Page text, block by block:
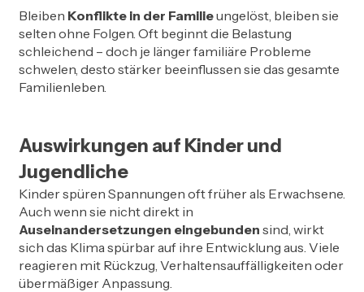
Bleiben Konflikte in der Familieungelöst, bleiben sie
selten ohne Folgen. Oft beginnt die Belastung
schleichend – doch je länger familiäre Probleme
schwelen, desto stärker beeinflussen sie das gesamte
Familienleben.
Auswirkungen auf Kinder und
Jugendliche
Kinder spüren Spannungen oft früher als Erwachsene.
Auch wenn sie nicht direkt in
Auseinandersetzungen eingebunden sind, wirkt
sich das Klima spürbar auf ihre Entwicklung aus. Viele
reagieren mit Rückzug, Verhaltensauffälligkeiten oder
übermäßiger Anpassung.